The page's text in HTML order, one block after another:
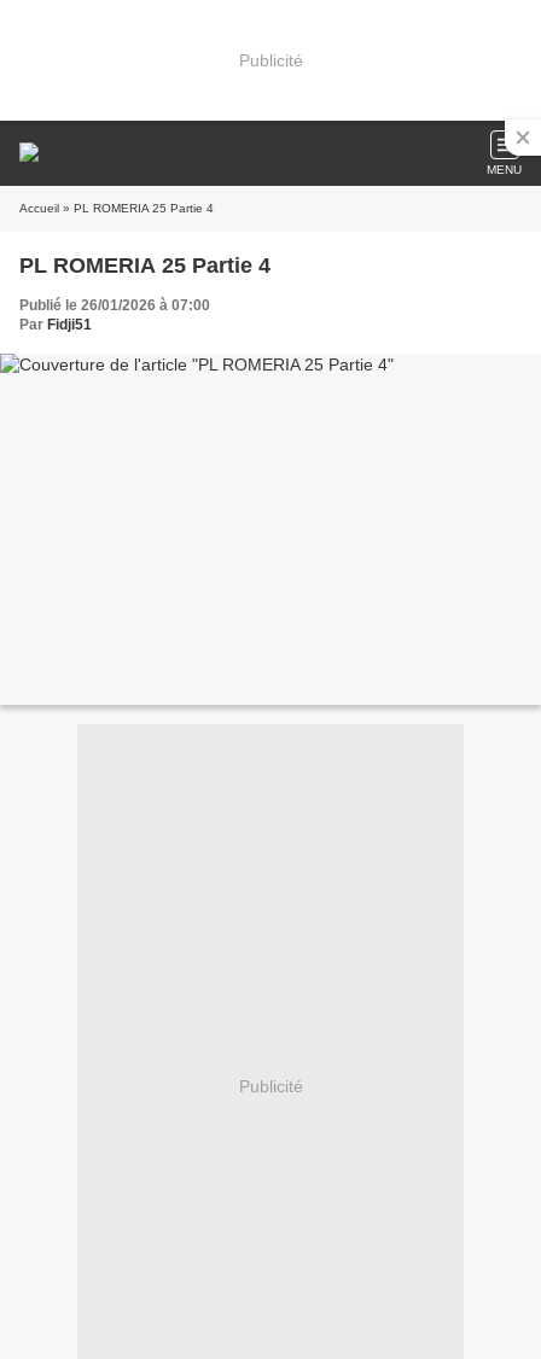
Publicité
MENU
Accueil » PL ROMERIA 25 Partie 4
PL ROMERIA 25 Partie 4
Publié le 26/01/2026 à 07:00
Par Fidji51
Publicité